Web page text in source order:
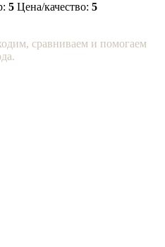
5 Цена/качество: 5
сравниваем и помогаем